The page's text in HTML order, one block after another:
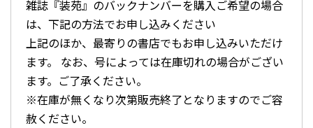
雑誌『装苑』のバックナンバーを購入ご希望の場合
は、下記の方法でお申し込みください
上記のほか、最寄りの書店でもお申し込みいただけ
ます。 なお、号によっては在庫切れの場合がござい
ます。ご了承ください。
※在庫が無くなり次第販売終了となりますのでご容
赦ください。